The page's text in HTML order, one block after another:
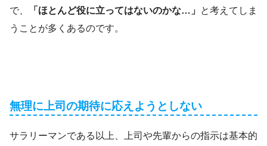
で、
「ほとんど役に立ってはないのかな…」 と考えてしま
うことが多くあるのです。
無理に上司の期待に応えようとしない
サラリーマンである以上、上司や先輩からの指示は基本的